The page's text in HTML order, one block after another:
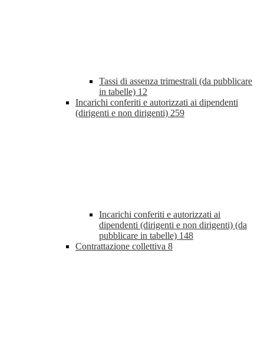
Tassi di assenza trimestrali (da pubblicare
in tabelle) 12
Incarichi conferiti e autorizzati ai dipendenti
(dirigenti e non dirigenti) 259
Incarichi conferiti e autorizzati ai
dipendenti (dirigenti e non dirigenti) (da
pubblicare in tabelle) 148
Contrattazione collettiva 8